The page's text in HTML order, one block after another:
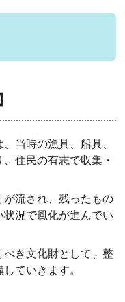
当時の漁具、船具、
住民の有志で収集・
流され、残ったもの
状況で風化が進んでい
き文化財として、整
ていきます。